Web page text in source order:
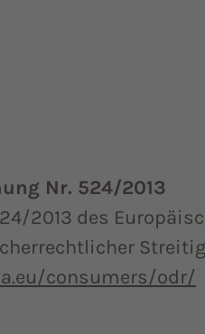
Nr. 524/2013
2013 des
consumers/odr/